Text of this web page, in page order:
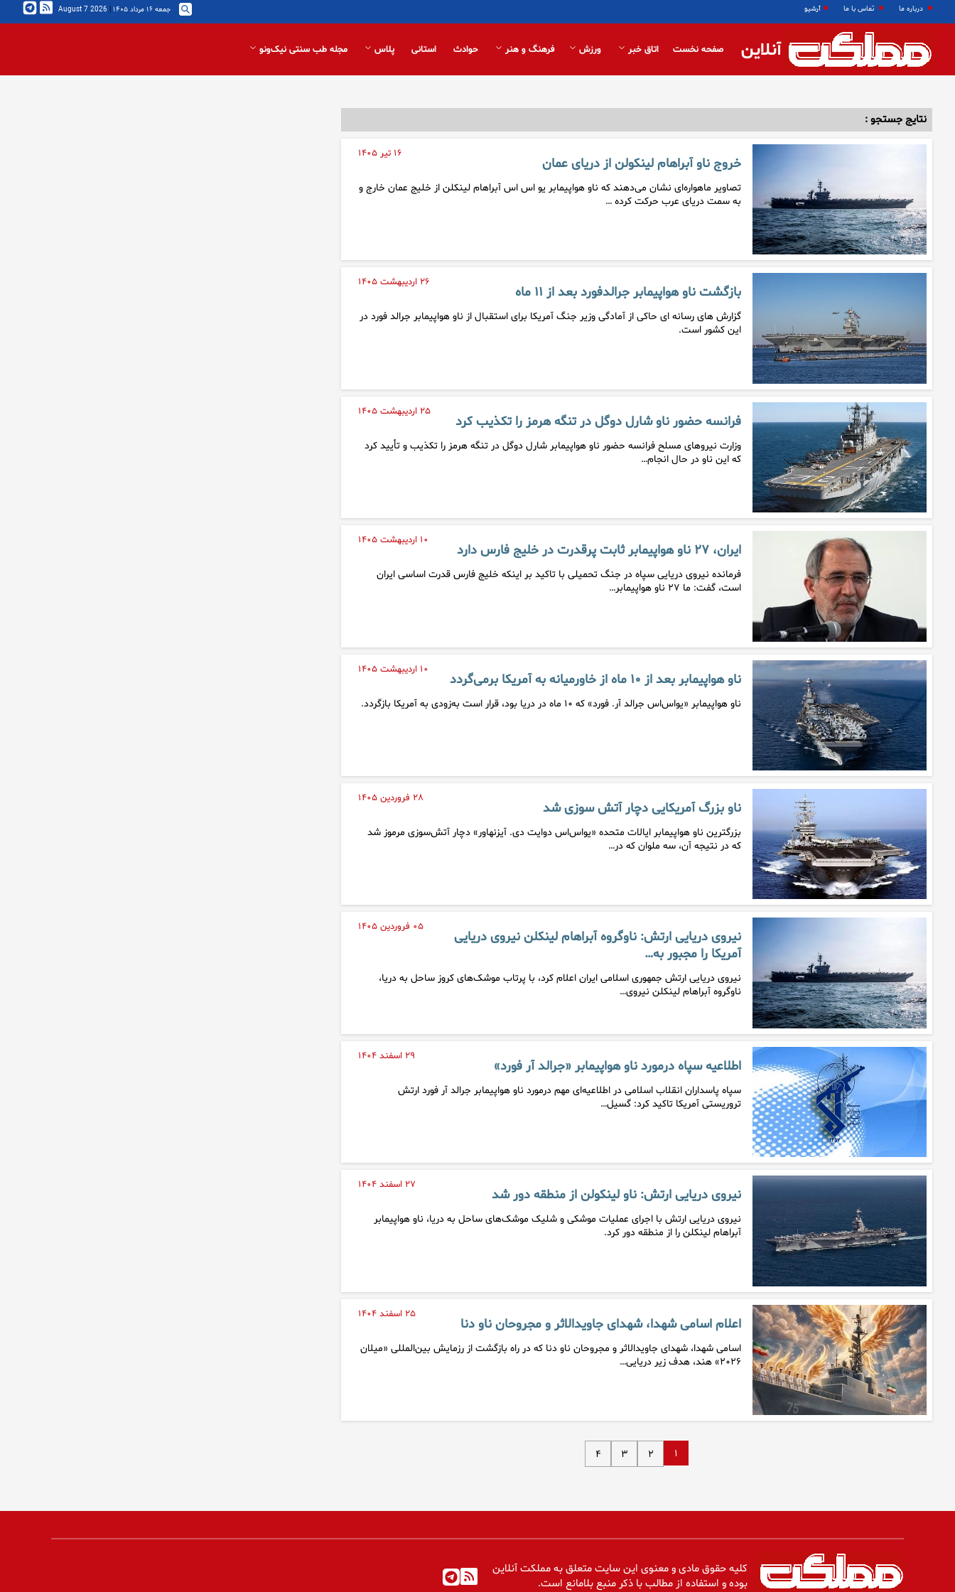
درباره ما تماس با ما آرشیو جمعه ۱۶ مرداد ۱۴۰۵ |
2026 August 7
آنلاین صفحه نخست اتاق خبر ورزش فرهنگ و هنر حوادث استانی پلاس مجله طب سنتی نیک‌ونو
نتایج جستجو :
۱۶ تیر ۱۴۰۵
خروج ناو آبراهام لینکولن از دریای عمان
تصاویر ماهواره‌ای نشان می‌دهند که ناو هواپیمابر یو اس اس آبراهام لینکلن از خلیج عمان خارج و
به سمت دریای عرب حرکت کرده …
۲۶ اردیبهشت ۱۴۰۵
بازگشت ناو هواپیمابر جرالدفورد بعد از ۱۱ ماه
گزارش های رسانه ای حاکی از آمادگی وزیر جنگ آمریکا برای استقبال از ناو هواپیمابر جرالد فورد در
این کشور است.
۲۵ اردیبهشت ۱۴۰۵
فرانسه حضور ناو شارل دوگل در تنگه هرمز را تکذیب کرد
وزارت نیروهای مسلح فرانسه حضور ناو هواپیمابر شارل دوگل در تنگه هرمز را تکذیب و تأیید کرد
که این ناو در حال انجام…
۱۰ اردیبهشت ۱۴۰۵
ایران، ۲۷ ناو هواپیمابر ثابت پرقدرت در خلیج فارس دارد
فرمانده نیروی دریایی سپاه در جنگ تحمیلی با تاکید بر اینکه خلیج فارس قدرت اساسی ایران
است، گفت: ما ۲۷ ناو هواپیمابر…
۱۰ اردیبهشت ۱۴۰۵
ناو هواپیمابر بعد از ۱۰ ماه از خاورمیانه به آمریکا برمی‌گردد
ناو هواپیمابر «یواس‌اس جرالد آر. فورد» که ۱۰ ماه در دریا بود، قرار است به‌زودی به آمریکا بازگردد.
۲۸ فروردین ۱۴۰۵
ناو بزرگ آمریکایی دچار آتش سوزی شد
بزرگترین ناو هواپیمابر ایالات متحده «یواس‌اس دوایت دی. آیزنهاور» دچار آتش‌سوزی مرموز شد
که در نتیجه آن، سه ملوان که در…
۰۵ فروردین ۱۴۰۵
نیروی دریایی ارتش: ناوگروه آبراهام لینکلن نیروی دریایی
آمریکا را مجبور به…
نیروی دریایی ارتش جمهوری اسلامی ایران اعلام کرد، با پرتاب موشک‌های کروز ساحل به دریا،
ناوگروه آبراهام لینکلن نیروی…
۲۹ اسفند ۱۴۰۴
اطلاعیه سپاه درمورد ناو هواپیمابر «جرالد آر فورد»
سپاه پاسداران انقلاب اسلامی در اطلاعیه‌ای مهم درمورد ناو هواپیمابر جرالد آر فورد ارتش
تروریستی آمریکا تاکید کرد: گسیل…
۲۷ اسفند ۱۴۰۴
نیروی دریایی ارتش: ناو لینکولن از منطقه دور شد
نیروی دریایی ارتش با اجرای عملیات موشکی و شلیک موشک‌های ساحل به دریا، ناو هواپیمابر
آبراهام لینکلن را از منطقه دور کرد.
۲۵ اسفند ۱۴۰۴
اعلام اسامی شهدا، شهدای جاویدالاثر و مجروحان ناو دنا
اسامی شهدا، شهدای جاویدالاثر و مجروحان ناو دنا که در راه بازگشت از رزمایش بین‌المللی «میلان
۲۰۲۶» هند، هدف زیر دریایی…
۱ ۲ ۳ ۴
کلیه حقوق مادی و معنوی این سایت متعلق به مملکت آنلاین
بوده و استفاده از مطالب با ذکر منبع بلامانع است.